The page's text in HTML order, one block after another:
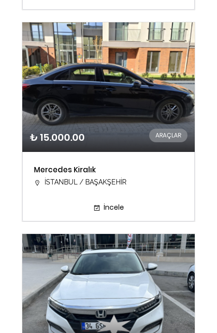
₺ 15.000.00 ARAÇLAR
Mercedes Kiralık
İSTANBUL / BAŞAKŞEHİR
İncele